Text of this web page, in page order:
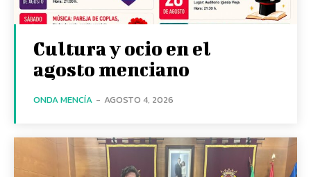
Cultura y ocio en el
agosto menciano
ONDA MENCÍA - AGOSTO 4, 2026